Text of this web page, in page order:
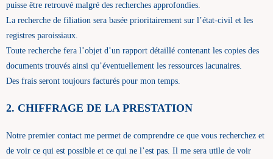
puisse être retrouvé malgré des recherches approfondies.
La recherche de filiation sera basée prioritairement sur l’état-civil et les
registres paroissiaux.
Toute recherche fera l’objet d’un rapport détaillé contenant les copies des
documents trouvés ainsi qu’éventuellement les ressources lacunaires.
Des frais seront toujours facturés pour mon temps.
2. CHIFFRAGE DE LA PRESTATION
Notre premier contact me permet de comprendre ce que vous recherchez et
de voir ce qui est possible et ce qui ne l’est pas. Il me sera utile de voir